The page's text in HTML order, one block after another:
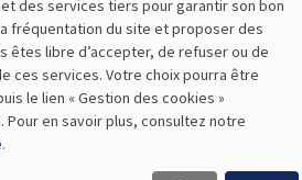
Presse
Gestion des cookies